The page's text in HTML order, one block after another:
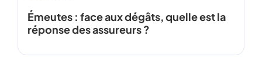
Émeutes : face aux dégâts, quelle est la
réponse des assureurs ?